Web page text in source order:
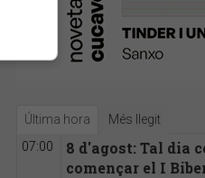
Última hora Més llegit
07:00
8 d'agost: Tal dia
començar el I